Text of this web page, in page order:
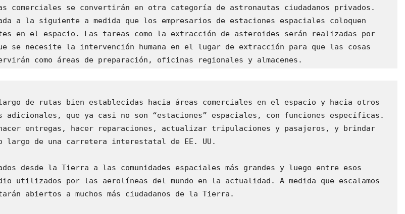
comerciales se convertirán en otra categoría de astronautas ciudadanos privados.
a la siguiente a medida que los empresarios de estaciones espaciales coloquen
en el espacio. Las tareas como la extracción de asteroides serán realizadas por
se necesite la intervención humana en el lugar de extracción para que las cosas
como áreas de preparación, oficinas regionales y almacenes.
de rutas bien establecidas hacia áreas comerciales en el espacio y hacia otros
que ya casi no son “estaciones” espaciales, con funciones específicas.
entregas, hacer reparaciones, actualizar tripulaciones y pasajeros, y brindar
de una carretera interestatal de EE. UU.
desde la Tierra a las comunidades espaciales más grandes y luego entre esos
por las aerolíneas del mundo en la actualidad. A medida que escalamos
abiertos a muchos más ciudadanos de la Tierra.